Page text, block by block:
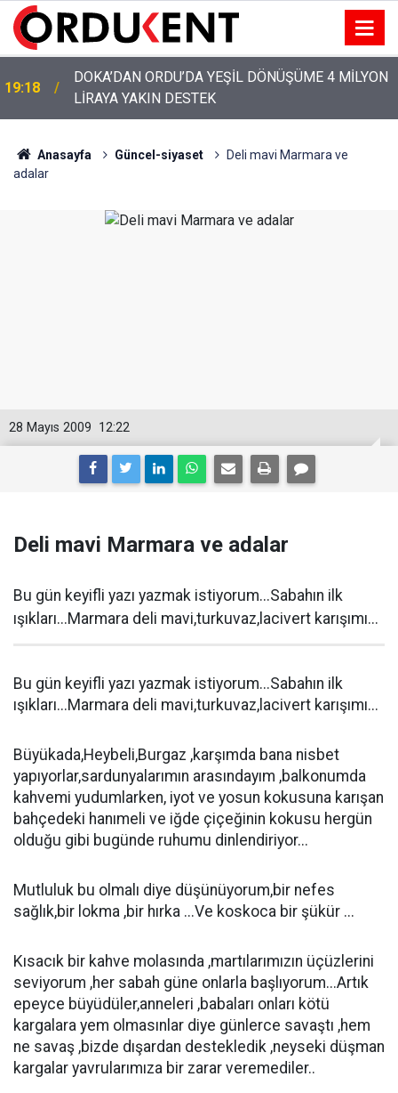
12:46
YENİ PARTİ’NİN ORDU’DAKİ 69 KİŞİLİK KURUCU
KADROSU AÇIKLANDI
Anasayfa Güncel-siyaset
Deli mavi Marmara ve
adalar
12:22
28 Mayıs 2009
Deli mavi Marmara ve adalar
Bu gün keyifli yazı yazmak istiyorum...Sabahın ilk
ışıkları...Marmara deli mavi,turkuvaz,lacivert karışımı...
Bu gün keyifli yazı yazmak istiyorum...Sabahın ilk
ışıkları...Marmara deli mavi,turkuvaz,lacivert karışımı...
Büyükada,Heybeli,Burgaz ,karşımda bana nisbet
yapıyorlar,sardunyalarımın arasındayım ,balkonumda
kahvemi yudumlarken, iyot ve yosun kokusuna karışan
bahçedeki hanımeli ve iğde çiçeğinin kokusu hergün
olduğu gibi bugünde ruhumu dinlendiriyor...
Mutluluk bu olmalı diye düşünüyorum,bir nefes
sağlık,bir lokma ,bir hırka ...Ve koskoca bir şükür ...
Kısacık bir kahve molasında ,martılarımızın üçüzlerini
seviyorum ,her sabah güne onlarla başlıyorum...Artık
epeyce büyüdüler,anneleri ,babaları onları kötü
kargalara yem olmasınlar diye günlerce savaştı ,hem
ne savaş ,bizde dışardan destekledik ,neyseki düşman
kargalar yavrularımıza bir zarar veremediler..